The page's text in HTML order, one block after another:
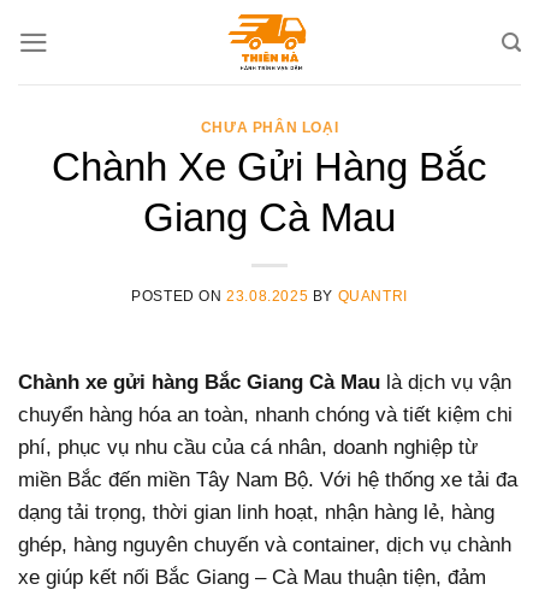
CHƯA PHÂN LOẠI
Chành Xe Gửi Hàng Bắc
Giang Cà Mau
POSTED ON23.08.2025 BY QUANTRI
Chành xe gửi hàng Bắc Giang Cà Mau là dịch vụ vận
chuyển hàng hóa an toàn, nhanh chóng và tiết kiệm chi
phí, phục vụ nhu cầu của cá nhân, doanh nghiệp từ
miền Bắc đến miền Tây Nam Bộ. Với hệ thống xe tải đa
dạng tải trọng, thời gian linh hoạt, nhận hàng lẻ, hàng
ghép, hàng nguyên chuyến và container, dịch vụ chành
xe giúp kết nối Bắc Giang – Cà Mau thuận tiện, đảm